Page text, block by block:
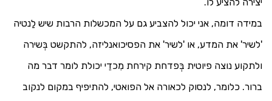
במידה דומה, אני יכול להצביע גם על המכשלות הרבות שיש לַנטיה
'לשיר' את המדע, או 'לשיר' את הפסיכואנליזה, להתקשט בְּשירה
ולתקוע נוצה פיוטית בְּפדחת קירחת מִכדֵי יכולת לומר דבר מה
ברור. כלומר, לנסוק לכאורה אל הפואטי, להתיפיף במקום לנקוב